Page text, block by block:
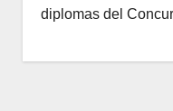
diplomas del